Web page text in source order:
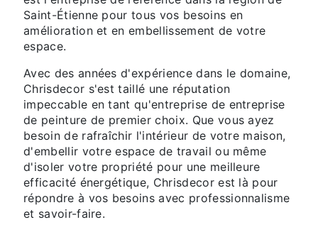
Saint-Étienne pour tous vos besoins en
amélioration et en embellissement de votre
espace.
Avec des années d'expérience dans le domaine,
Chrisdecor s'est taillé une réputation
impeccable en tant qu'entreprise de entreprise
de peinture de premier choix. Que vous ayez
besoin de rafraîchir l'intérieur de votre maison,
d'embellir votre espace de travail ou même
d'isoler votre propriété pour une meilleure
efficacité énergétique, Chrisdecor est là pour
répondre à vos besoins avec professionnalisme
et savoir-faire.